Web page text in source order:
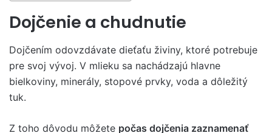
Dojčenie a chudnutie
Dojčením odovzdávate dieťaťu živiny, ktoré potrebuje
pre svoj vývoj. V mlieku sa nachádzajú hlavne
bielkoviny, minerály, stopové prvky, voda a dôležitý
tuk.
Z toho dôvodu môžete počas dojčenia zaznamenať